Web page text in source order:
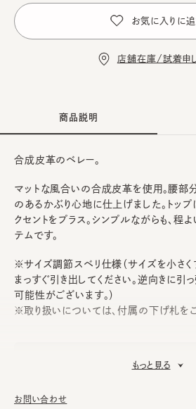
お気に入りに
店舗在庫/試着申
商品説明
合成皮革のベレー。
マットな風合いの合成皮革を使用。腰部
のあるかぶり心地に仕上げました。トッ
クセントをプラス。シンプルながらも、程
テムです。
※サイズ調節スベリ仕様（サイズを小さく
まっすぐ引き出してください。逆向きに引
可能性がございます。）
※取り扱いについては、付属の下げ札をご
生産国
もっと見る
お問い合わせ